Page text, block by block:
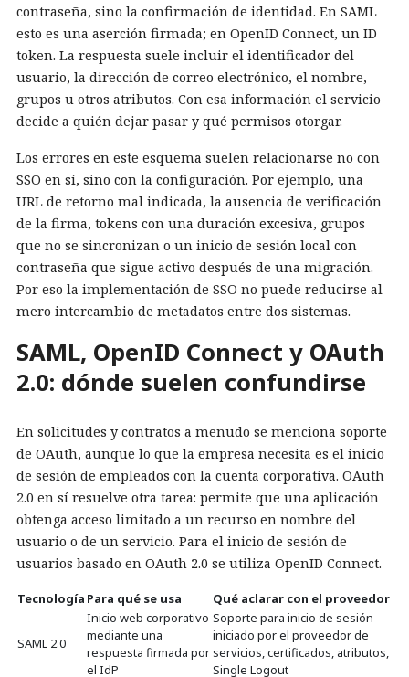
contraseña, sino la confirmación de identidad. En SAML
esto es una aserción firmada; en OpenID Connect, un ID
token. La respuesta suele incluir el identificador del
usuario, la dirección de correo electrónico, el nombre,
grupos u otros atributos. Con esa información el servicio
decide a quién dejar pasar y qué permisos otorgar.
Los errores en este esquema suelen relacionarse no con
SSO en sí, sino con la configuración. Por ejemplo, una
URL de retorno mal indicada, la ausencia de verificación
de la firma, tokens con una duración excesiva, grupos
que no se sincronizan o un inicio de sesión local con
contraseña que sigue activo después de una migración.
Por eso la implementación de SSO no puede reducirse al
mero intercambio de metadatos entre dos sistemas.
SAML, OpenID Connect y OAuth
2.0: dónde suelen confundirse
En solicitudes y contratos a menudo se menciona soporte
de OAuth, aunque lo que la empresa necesita es el inicio
de sesión de empleados con la cuenta corporativa. OAuth
2.0 en sí resuelve otra tarea: permite que una aplicación
obtenga acceso limitado a un recurso en nombre del
usuario o de un servicio. Para el inicio de sesión de
usuarios basado en OAuth 2.0 se utiliza OpenID Connect.
Tecnología Para qué se usa Qué aclarar con el proveedor
SAML 2.0
Inicio web corporativo
mediante una
respuesta firmada por
el IdP
Soporte para inicio de sesión
iniciado por el proveedor de
servicios, certificados, atributos,
Single Logout